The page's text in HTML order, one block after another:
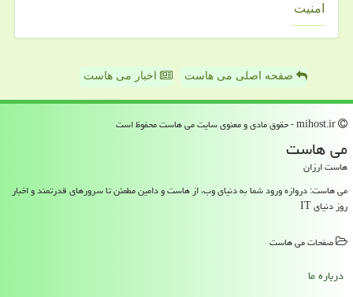
امنیت
صفحه اصلی می هاست اخبار می هاست
می هاست
هاست ارزان
می هاست: دروازه ورود شما به دنیای وب، از هاست و دامین مطمئن تا سرورهای قدرتمند و اخبار
روز دنیای IT
صفحات می هاست
درباره ما